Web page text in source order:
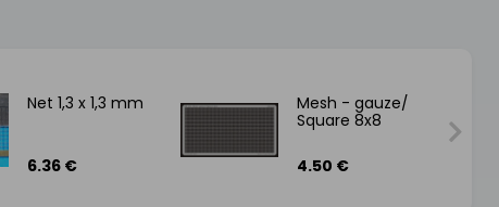
Net 1,3 x 1,3 mm
6.36 €
Mesh - gauze/
Square 8x8
4.50 €